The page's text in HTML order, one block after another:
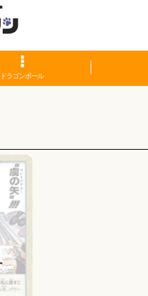
ドラゴンボール